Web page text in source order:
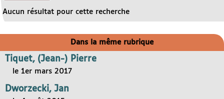
Aucun résultat pour cette recherche
Dans la même rubrique
Tiquet, (Jean-) Pierre
le 1er mars 2017
Dworzecki, Jan